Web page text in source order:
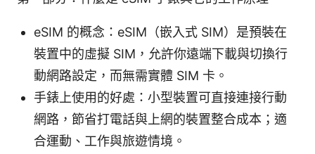
eSIM 的概念：eSIM（嵌入式 SIM）是預裝在
裝置中的虛擬 SIM，允許你遠端下載與切換行
動網路設定，而無需實體 SIM 卡。
手錶上使用的好處：小型裝置可直接連接行動
網路，節省打電話與上網的裝置整合成本；適
合運動、工作與旅遊情境。